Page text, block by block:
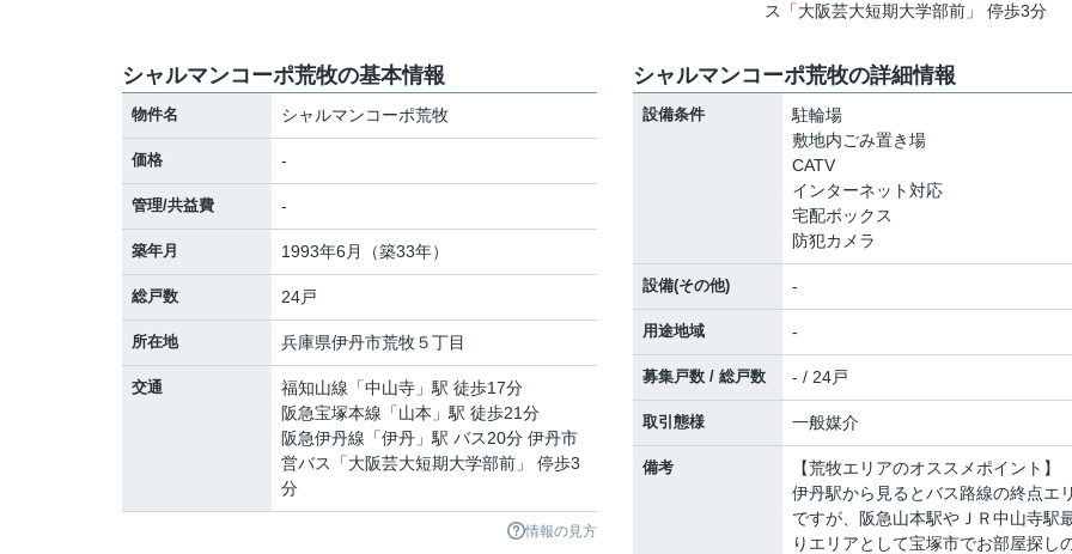
ス「大阪芸大短期大学部前」 停歩3分
シャルマンコーポ荒牧の基本情報
物件名 シャルマンコーポ荒牧
価格 -
管理/共益費 -
築年月 1993年6月（築33年）
総戸数 24戸
所在地 兵庫県伊丹市荒牧５丁目
交通 福知山線 「中山寺 」駅 徒歩17分
阪急宝塚本線 「山本 」駅 徒歩21分
阪急伊丹線 「伊丹 」駅 バス20分 伊丹市
営バス「大阪芸大短期大学部前」 停歩3
分
情報の見方
シャルマンコーポ荒牧の詳細情報
設備条件
駐輪場
敷地内ごみ置き場
CATV
インターネット対応
宅配ボックス
防犯カメラ
設備(その他) -
用途地域 -
募集戸数 / 総戸数 - / 24戸
取引態様 一般媒介
備考
【荒牧エリアのオススメポイント】
伊丹駅から見るとバス路線の終点エ
ですが、阪急山本駅やＪＲ中山寺駅
りエリアとして宝塚市でお部屋探し